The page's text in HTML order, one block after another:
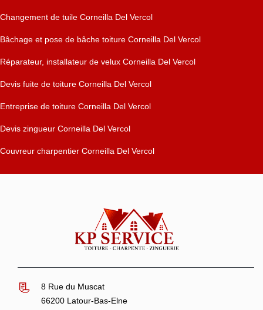
Changement de tuile Corneilla Del Vercol
Bâchage et pose de bâche toiture Corneilla Del Vercol
Réparateur, installateur de velux Corneilla Del Vercol
Devis fuite de toiture Corneilla Del Vercol
Entreprise de toiture Corneilla Del Vercol
Devis zingueur Corneilla Del Vercol
Couvreur charpentier Corneilla Del Vercol
8 Rue du Muscat
66200 Latour-Bas-Elne